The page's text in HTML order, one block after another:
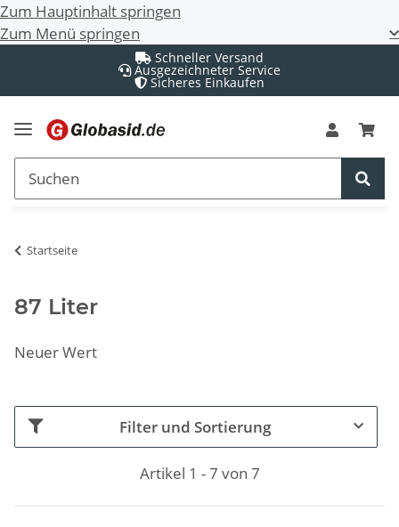
Zum Hauptinhalt springen
Zum Menü springen
Schneller Versand
Ausgezeichneter Service
Sicheres Einkaufen
Startseite
87 Liter
Neuer Wert
Filter und Sortierung
Artikel 1 - 7 von 7